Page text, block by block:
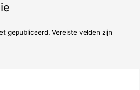
gepubliceerd. Vereiste velden zijn